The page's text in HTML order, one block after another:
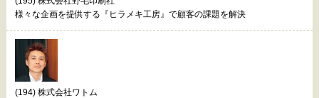
様々な企画を提供する『ヒラメキ工房』で顧客の課題を解決
(194) 株式会社ワトム